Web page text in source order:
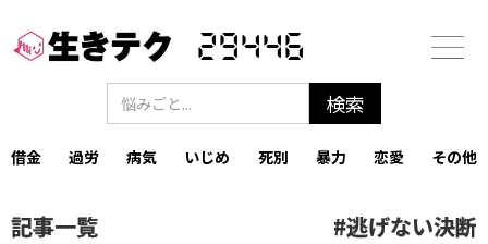
29446
借金 過労 病気 いじめ 死別 暴力 恋愛 その他
記事一覧 #逃げない決断